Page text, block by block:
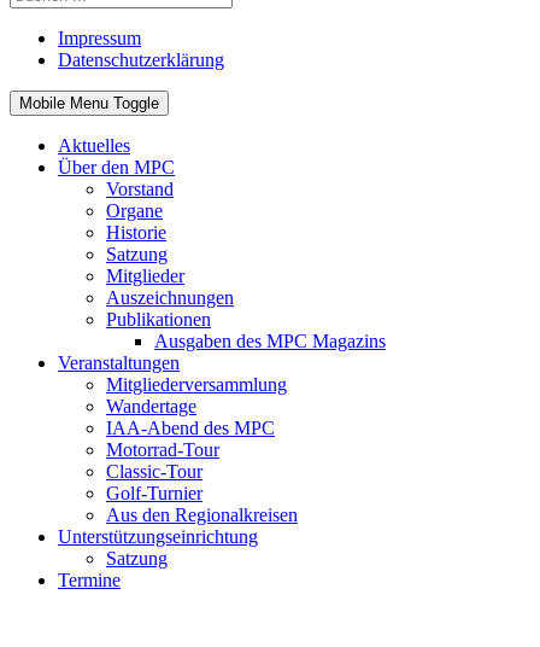
Impressum
Datenschutzerklärung
Mobile Menu Toggle
Aktuelles
Über den MPC
Vorstand
Organe
Historie
Satzung
Mitglieder
Auszeichnungen
Publikationen
Ausgaben des MPC Magazins
Veranstaltungen
Mitgliederversammlung
Wandertage
IAA-Abend des MPC
Motorrad-Tour
Classic-Tour
Golf-Turnier
Aus den Regionalkreisen
Unterstützungseinrichtung
Satzung
Termine